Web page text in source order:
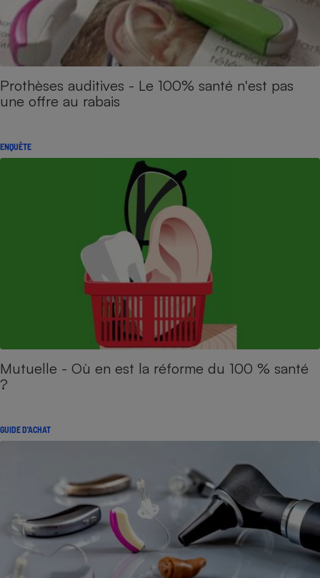
Prothèses auditives - Le 100% santé n'est pas
une offre au rabais
ENQUÊTE
Mutuelle - Où en est la réforme du 100 % santé
?
GUIDE D'ACHAT